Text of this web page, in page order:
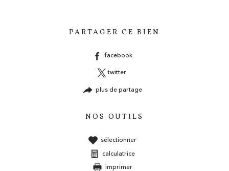
PARTAGER CE BIEN
facebook
twitter
plus de partage
NOS OUTILS
sélectionner
calculatrice
imprimer